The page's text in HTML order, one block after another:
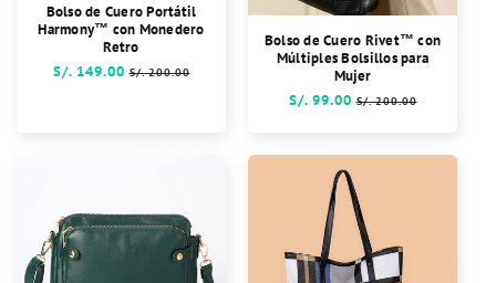
Bolso de Cuero Portátil
Harmony™ con Monedero
Retro
Precio
S/. 149.00 Precio
S/. 200.00
Bolso de Cuero Rivet™ con
Múltiples Bolsillos para
Mujer
Precio
S/. 99.00 Precio
S/. 200.00